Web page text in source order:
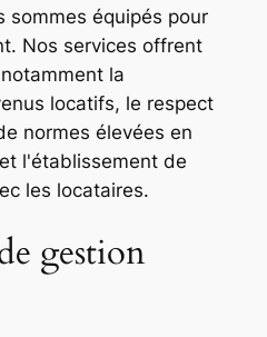
sommes équipés pour
Nos services offrent
la
locatifs, le respect
normes élevées en
l'établissement de
les locataires.
gestion